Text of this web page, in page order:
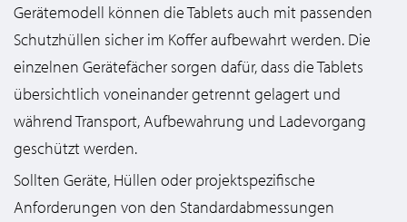
Gerätemodell können die Tablets auch mit passenden
Schutzhüllen sicher im Koffer aufbewahrt werden. Die
einzelnen Gerätefächer sorgen dafür, dass die Tablets
übersichtlich voneinander getrennt gelagert und
während Transport, Aufbewahrung und Ladevorgang
geschützt werden.
Sollten Geräte, Hüllen oder projektspezifische
Anforderungen von den Standardabmessungen